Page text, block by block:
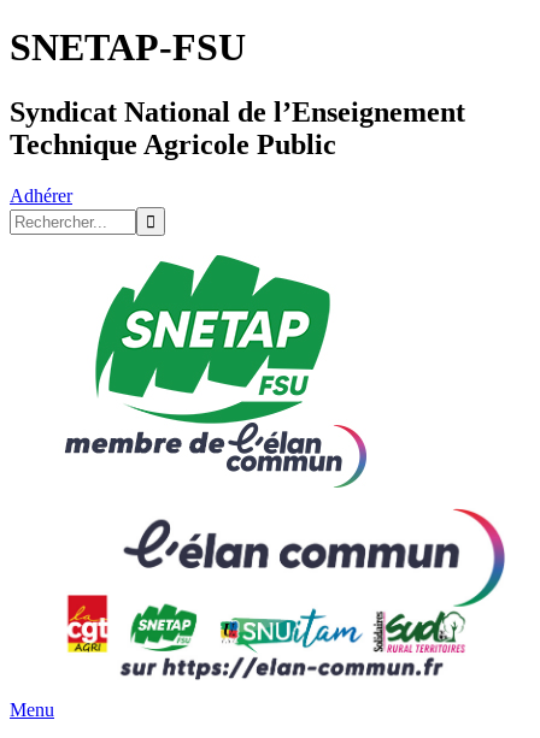
SNETAP-FSU
Syndicat National de l’Enseignement
Technique Agricole Public
Adhérer
Menu